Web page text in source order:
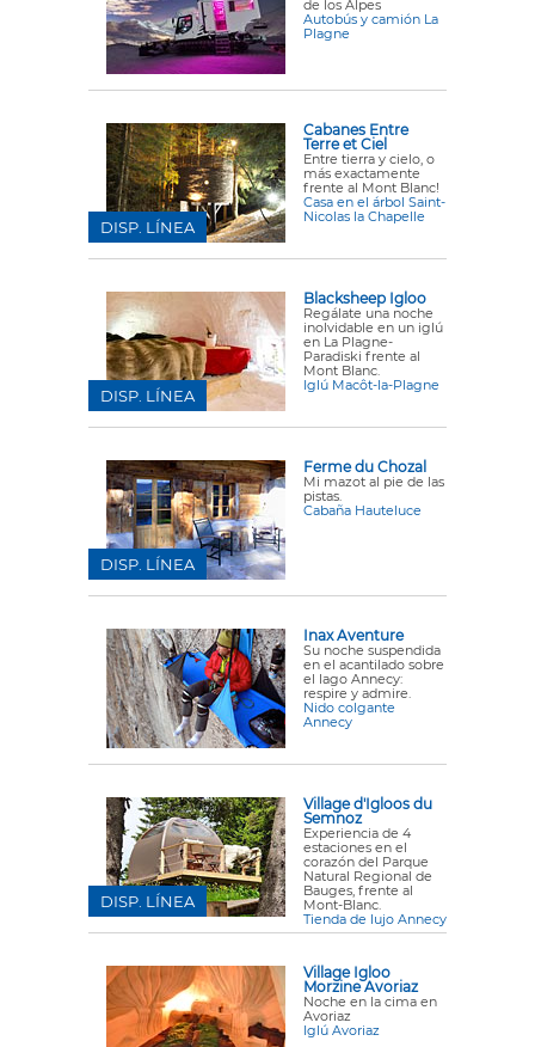
de los Alpes
Autobús y camión La
Plagne
Cabanes Entre
Terre et Ciel
Entre tierra y cielo, o
más exactamente
frente al Mont Blanc!
Casa en el árbol Saint-
Nicolas la Chapelle
DISP. LÍNEA
Blacksheep Igloo
Regálate una noche
inolvidable en un iglú
en La Plagne-
Paradiski frente al
Mont Blanc.
Iglú Macôt-la-Plagne
DISP. LÍNEA
Ferme du Chozal
Mi mazot al pie de las
pistas.
Cabaña Hauteluce
DISP. LÍNEA
Inax Aventure
Su noche suspendida
en el acantilado sobre
el lago Annecy:
respire y admire.
Nido colgante
Annecy
Village d'Igloos du
Semnoz
Experiencia de 4
estaciones en el
corazón del Parque
Natural Regional de
Bauges, frente al
Mont-Blanc.
Tienda de lujo Annecy
DISP. LÍNEA
Village Igloo
Morzine Avoriaz
Noche en la cima en
Avoriaz
Iglú Avoriaz